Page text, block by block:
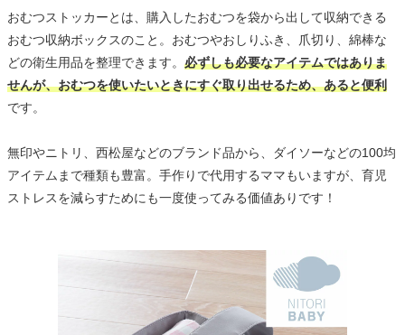
おむつストッカーとは、購入したおむつを袋から出して収納できる
おむつ収納ボックスのこと。おむつやおしりふき、爪切り、綿棒な
どの衛生用品を整理できます。 必ずしも必要なアイテムではありま
せんが、おむつを使いたいときにすぐ取り出せるため、あると便利
です。
無印やニトリ、西松屋などのブランド品から、ダイソーなどの100均
アイテムまで種類も豊富。手作りで代用するママもいますが、育児
ストレスを減らすためにも一度使ってみる価値ありです！